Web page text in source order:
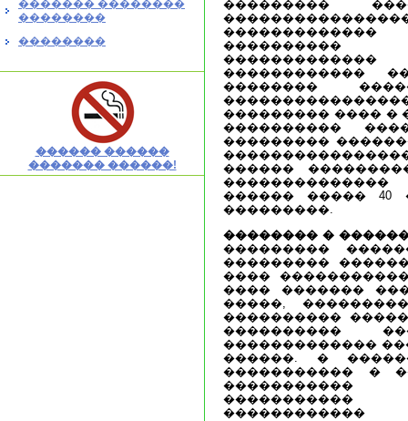
������� ��������
��������
��������
������ ������
������� ������!
���������
������������
��������
��������� ���� �
����������
���������
������
������ ����� 40
���������.
�������� �
���������
���������
����
���� �������
�����,
����������
����������
�������������
������. �
����������� �
�����������